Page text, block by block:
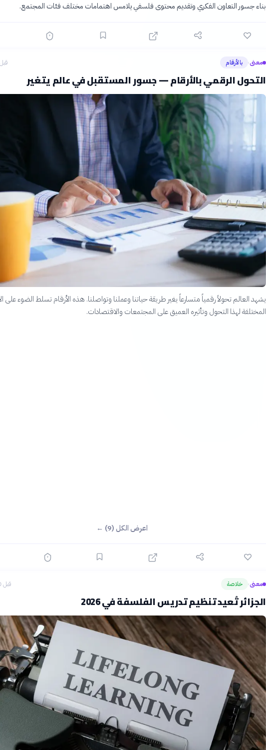
بناء جسور التعاون الفكري وتقديم محتوى فلسفي يلامس اهتمامات مختلف فئات المجتمع.
معنى› بالأرقام قبل 5
التحول الرقمي بالأرقام — جسور المستقبل في عالم يتغير
يشهد العالم تحولاً رقمياً متسارعاً يغير طريقة حياتنا وعملنا وتواصلنا. هذه الأرقام تسلط الضوء على
المختلفة لهذا التحول وتأثيره العميق على المجتمعات والاقتصادات.
اعرض الكل (9) ←
معنى› خلاصة قبل 10 ساعات
الجزائر تُعيد تنظيم تدريس الفلسفة في 2026